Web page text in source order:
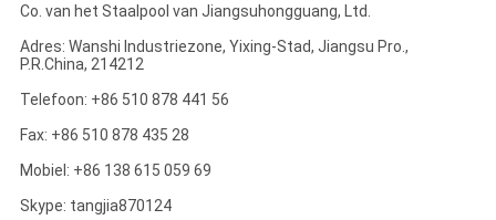
Co. van het Staalpool van Jiangsuhongguang, Ltd.
Adres: Wanshi Industriezone, Yixing-Stad, Jiangsu Pro.,
P.R.China, 214212
Telefoon: +86 510 878 441 56
Fax: +86 510 878 435 28
Mobiel: +86 138 615 059 69
Skype: tangjia870124